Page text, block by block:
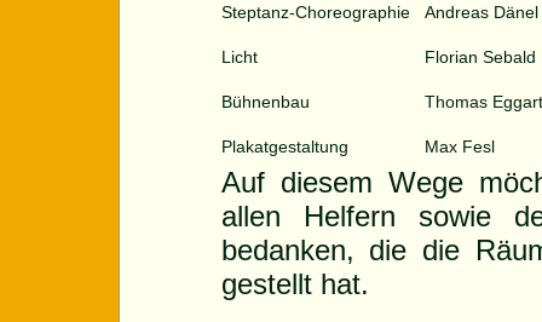
Steptanz-Choreographie Andreas Dänel
Licht Florian Sebald
Bühnenbau Thomas
Plakatgestaltung Max Fesl
Auf diesem Wege
allen Helfern sowie
bedanken, die die
gestellt hat.